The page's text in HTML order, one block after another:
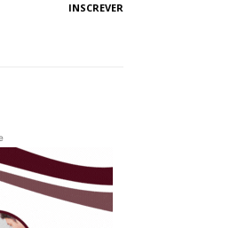
INSCREVER